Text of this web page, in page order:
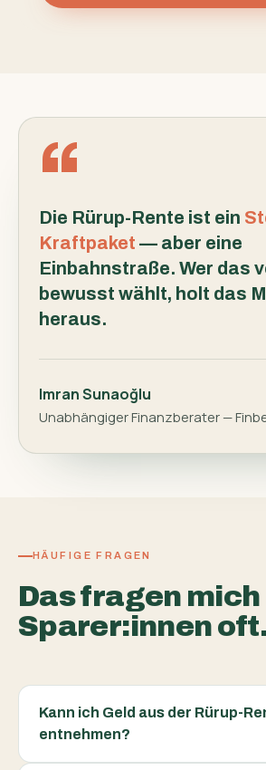
Die Rürup-Rente ist ein
Kraftpaket — aber eine
Einbahnstraße. Wer das
bewusst wählt, holt das
heraus.
Imran Sunaoğlu
Unabhängiger Finanzberater —
HÄUFIGE FRAGEN
Das fragen mich
Sparer:innen
Kann ich Geld aus der Rürup-
entnehmen?